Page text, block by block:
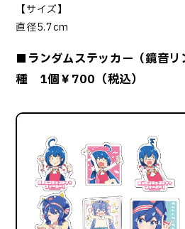
【サイズ】
直径5.7cm
■ランダムステッカー（鏡音
種 1個￥700（税込）